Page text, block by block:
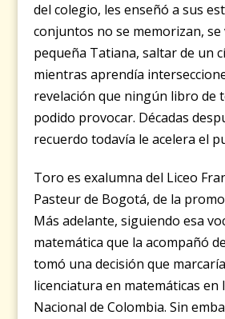
del colegio, les enseñó a sus
conjuntos no se memorizan, se
pequeña Tatiana, saltar de un
mientras aprendía
revelación que ningún libro de
podido provocar. Décadas
recuerdo todavía le acelera el
Toro es exalumna del Liceo
Pasteur de Bogotá, de la
Más adelante, siguiendo esa
matemática que la acompañó
tomó una decisión que
licenciatura en matemáticas en
Nacional de Colombia. Sin